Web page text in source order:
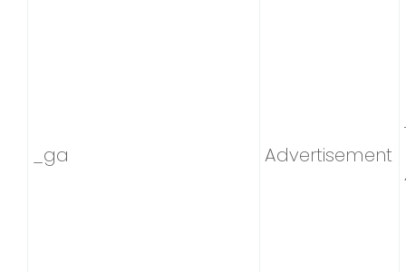
_ga Advertisement